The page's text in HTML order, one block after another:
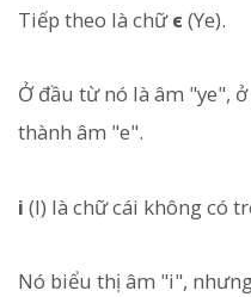
Tiếp theo là chữє (Ye).
Ở đầu từ nó là âm "ye",
thành âm "e".
і (I) là chữ cái không có
Nó biểu thị âm "i",